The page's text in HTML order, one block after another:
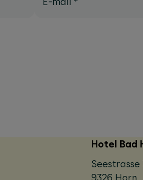
Hotel Bad
Seestrasse
9326 Horn